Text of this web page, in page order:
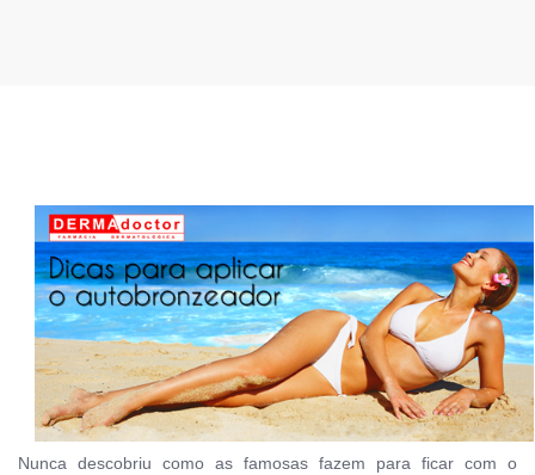
Nunca descobriu como as famosas fazem para ficar com o